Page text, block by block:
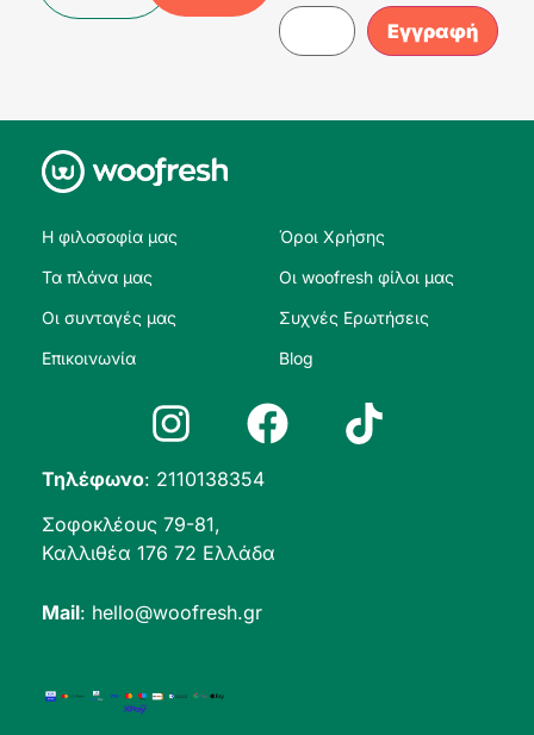
Η φιλοσοφία μας
Τα πλάνα μας
Οι συνταγές μας
Επικοινωνία
Όροι Χρήσης
Οι woofresh φίλοι μας
Συχνές Ερωτήσεις
Blog
Τηλέφωνο: 2110138354
Σοφοκλέους 79-81,
Καλλιθέα 176 72 Ελλάδα
Mail: hello@woofresh.gr